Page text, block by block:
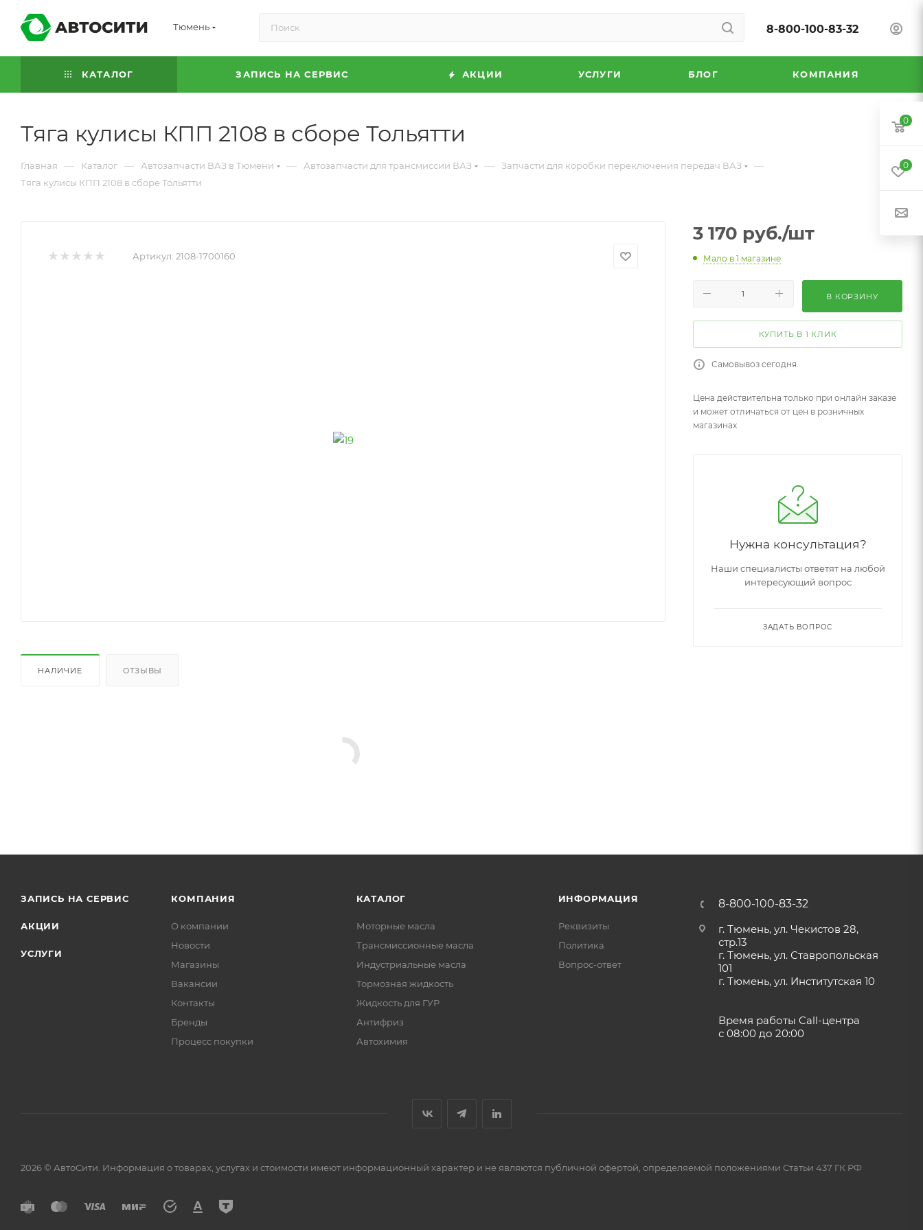
Тюмень 8-800-100-83-32
КАТАЛОГ ЗАПИСЬ НА СЕРВИС АКЦИИ УСЛУГИ БЛОГ КОМПАНИЯ
Тяга кулисы КПП 2108 в сборе Тольятти
Главная — Каталог — Автозапчасти ВАЗ в Тюмени — Автозапчасти для трансмиссии ВАЗ — Запчасти для коробки переключения передач ВАЗ —
Тяга кулисы КПП 2108 в сборе Тольятти
Артикул: 2108-1700160
НАЛИЧИЕ ОТЗЫВЫ
3 170 руб./шт
Мало в 1 магазине
В КОРЗИНУ
КУПИТЬ В 1 КЛИК
Самовывоз сегодня.
Цена действительна только при онлайн заказе
и может отличаться от цен в розничных
магазинах
Нужна консультация?
Наши специалисты ответят на любой
интересующий вопрос
ЗАДАТЬ ВОПРОС
ЗАПИСЬ НА СЕРВИС
АКЦИИ
УСЛУГИ
КОМПАНИЯ
О компании
Новости
Магазины
Вакансии
Контакты
Бренды
Процесс покупки
КАТАЛОГ
Моторные масла
Трансмиссионные масла
Индустриальные масла
Тормозная жидкость
Жидкость для ГУР
Антифриз
Автохимия
ИНФОРМАЦИЯ
Реквизиты
Политика
Вопрос-ответ
8-800-100-83-32
г. Тюмень, ул. Чекистов 28,
стр.13
г. Тюмень, ул. Ставропольская
101
г. Тюмень, ул. Институтская 10
Время работы Call-центра
с 08:00 до 20:00
2026 © АвтоСити. Информация о товарах, услугах и стоимости имеют информационный характер и не являются публичной офертой, определяемой положениями Статьи 437 ГК РФ
0
0